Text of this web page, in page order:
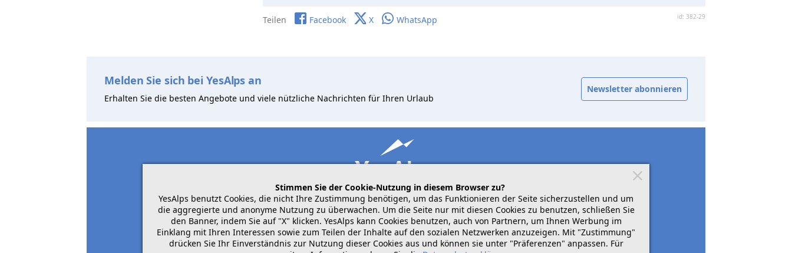
id: 382-29
Teilen Facebook X WhatsApp
Melden Sie sich bei YesAlps an
Erhalten Sie die besten Angebote und viele nützliche Nachrichten für Ihren Urlaub
Newsletter abonnieren
mobile folgen Sie uns auf teilen
Stimmen Sie der Cookie-Nutzung in diesem Browser zu?
YesAlps benutzt Cookies, die nicht Ihre Zustimmung benötigen, um das Funktionieren der Seite sicherzustellen und um
die aggregierte und anonyme Nutzung zu überwachen. Um die Seite nur mit diesen Cookies zu benutzen, schließen Sie
den Banner, indem Sie auf "X" klicken. YesAlps kann Cookies benutzen, auch von Partnern, um Ihnen Werbung im
Einklang mit Ihren Interessen sowie zum Teilen der Inhalte auf den sozialen Netzwerken anzuzeigen. Mit "Zustimmung"
drücken Sie Ihr Einverständnis zur Nutzung dieser Cookies aus und können sie unter "Präferenzen" anpassen. Für